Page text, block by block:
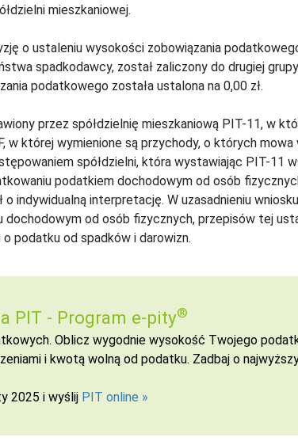
mieszkaniowej.
o ustaleniu wysokości zobowiązania
spadkodawcy, został zaliczony do drugiej
podatkowego została ustalona na 0,00 zł.
przez spółdzielnię mieszkaniową PIT-11, w
w której wymienione są przychody, o których mowa
spółdzielni, która wystawiając PIT-11
podatkiem dochodowym od osób
indywidualną interpretację. W uzasadnieniu
od osób fizycznych, przepisów tej
podatku od spadków i darowizn.
PIT - Program e-pity®
Oblicz wygodnie wysokość Twojego
i kwotą wolną od podatku. Zadbaj o
2025 i wyślij PIT online